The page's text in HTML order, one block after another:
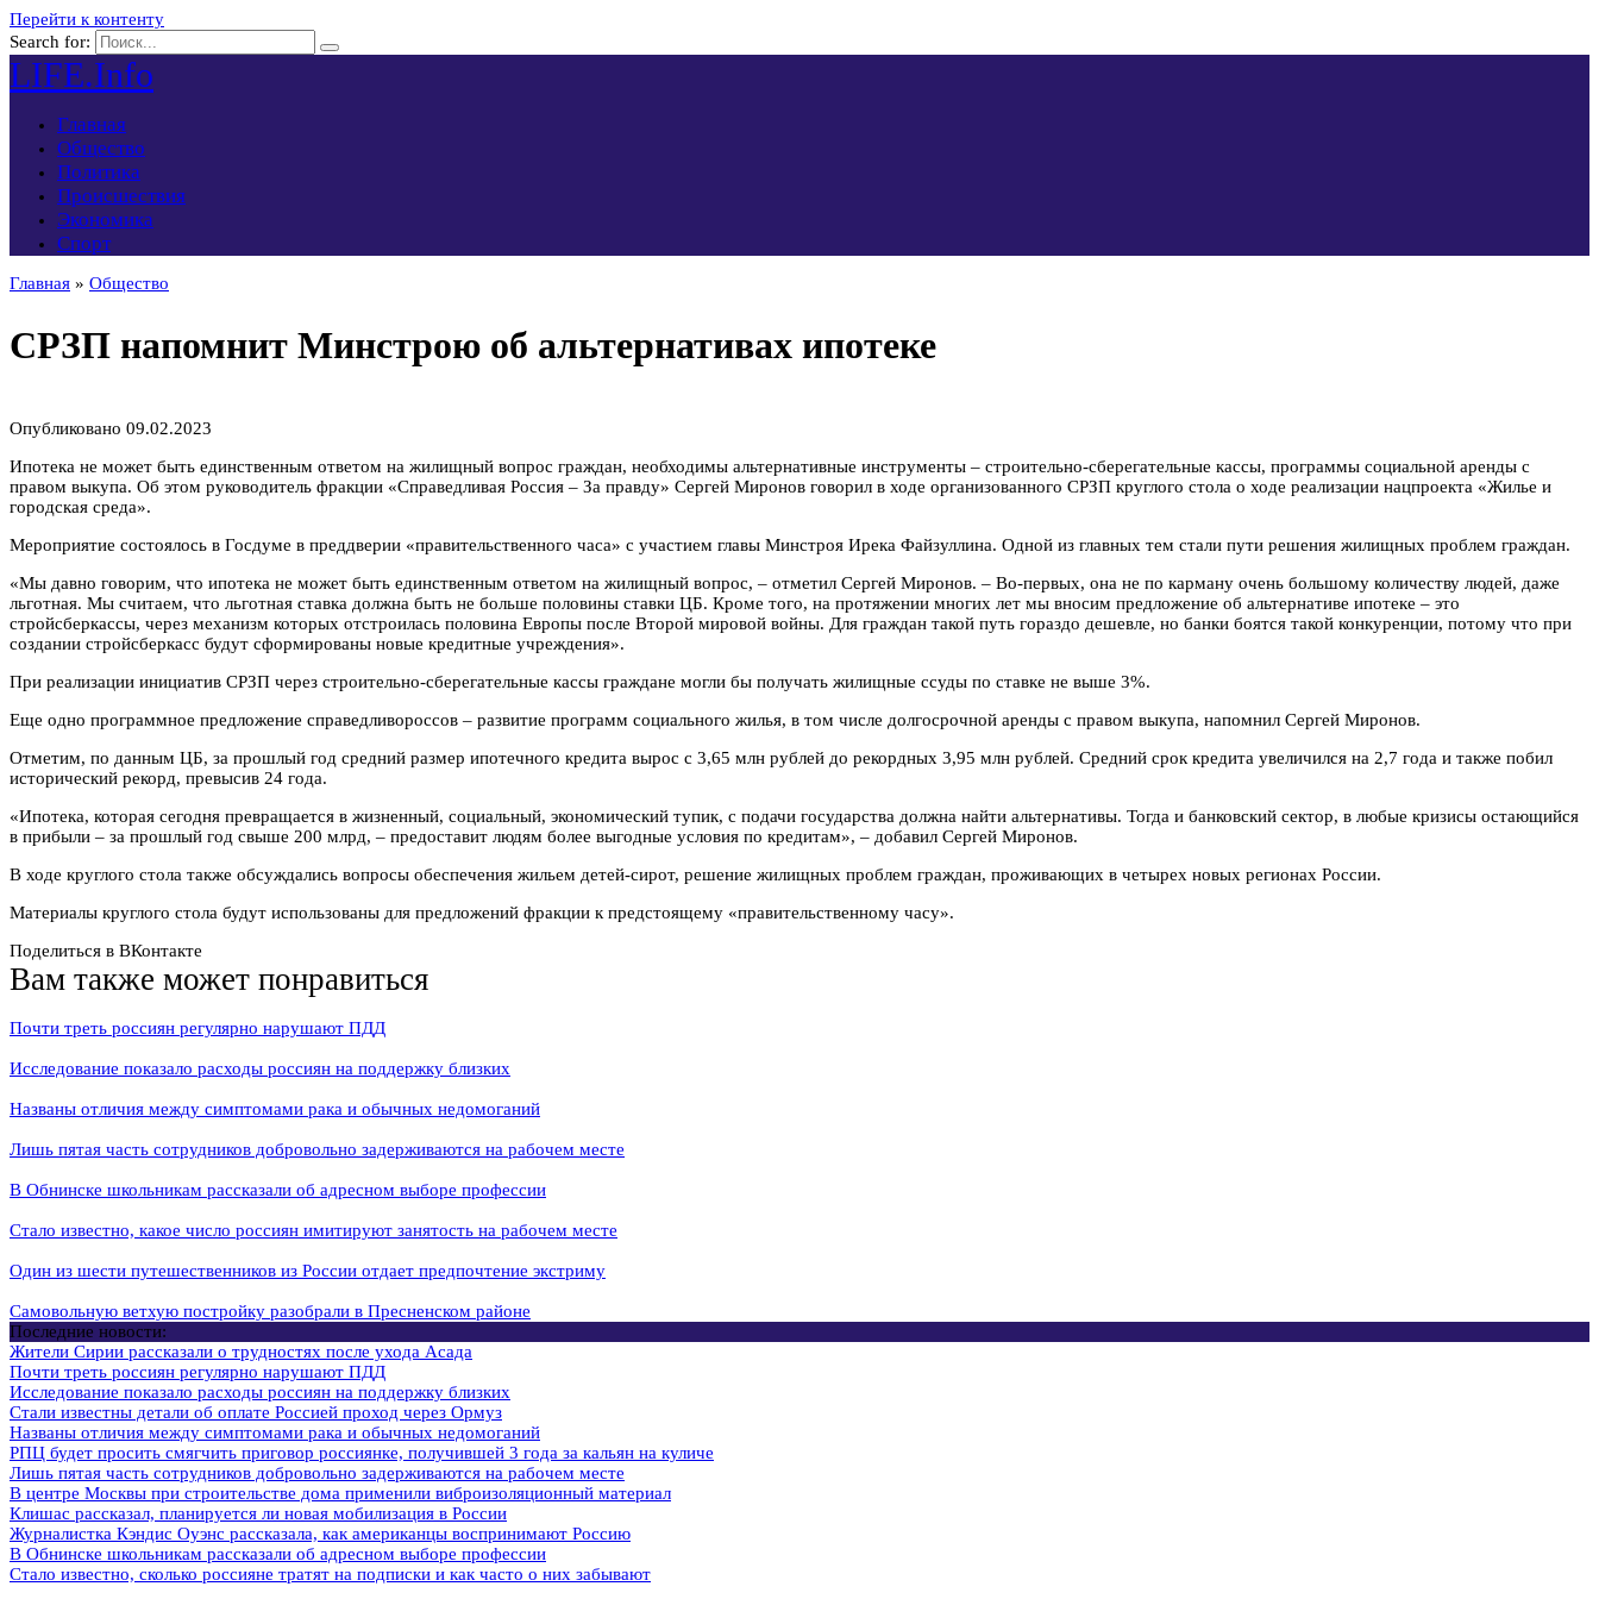
Перейти к контенту
Search for:
LIFE.Info
Главная
Общество
Политика
Происшествия
Экономика
Спорт
Главная » Общество
СРЗП напомнит Минстрою об альтернативах ипотеке
Опубликовано 09.02.2023
Ипотека не может быть единственным ответом на жилищный вопрос граждан, необходимы альтернативные инструменты – строительно-сберегательные кассы, программы социальной аренды с
правом выкупа. Об этом руководитель фракции «Справедливая Россия – За правду» Сергей Миронов говорил в ходе организованного СРЗП круглого стола о ходе реализации нацпроекта «Жилье и
городская среда».
Мероприятие состоялось в Госдуме в преддверии «правительственного часа» с участием главы Минстроя Ирека Файзуллина. Одной из главных тем стали пути решения жилищных проблем граждан.
«Мы давно говорим, что ипотека не может быть единственным ответом на жилищный вопрос, – отметил Сергей Миронов. – Во-первых, она не по карману очень большому количеству людей, даже
льготная. Мы считаем, что льготная ставка должна быть не больше половины ставки ЦБ. Кроме того, на протяжении многих лет мы вносим предложение об альтернативе ипотеке – это
стройсберкассы, через механизм которых отстроилась половина Европы после Второй мировой войны. Для граждан такой путь гораздо дешевле, но банки боятся такой конкуренции, потому что при
создании стройсберкасс будут сформированы новые кредитные учреждения».
При реализации инициатив СРЗП через строительно-сберегательные кассы граждане могли бы получать жилищные ссуды по ставке не выше 3%.
Еще одно программное предложение справедливороссов – развитие программ социального жилья, в том числе долгосрочной аренды с правом выкупа, напомнил Сергей Миронов.
Отметим, по данным ЦБ, за прошлый год средний размер ипотечного кредита вырос с 3,65 млн рублей до рекордных 3,95 млн рублей. Средний срок кредита увеличился на 2,7 года и также побил
исторический рекорд, превысив 24 года.
«Ипотека, которая сегодня превращается в жизненный, социальный, экономический тупик, с подачи государства должна найти альтернативы. Тогда и банковский сектор, в любые кризисы остающийся
в прибыли – за прошлый год свыше 200 млрд, – предоставит людям более выгодные условия по кредитам», – добавил Сергей Миронов.
В ходе круглого стола также обсуждались вопросы обеспечения жильем детей-сирот, решение жилищных проблем граждан, проживающих в четырех новых регионах России.
Материалы круглого стола будут использованы для предложений фракции к предстоящему «правительственному часу».
Поделиться в ВКонтакте
Вам также может понравиться
Почти треть россиян регулярно нарушают ПДД
Исследование показало расходы россиян на поддержку близких
Названы отличия между симптомами рака и обычных недомоганий
Лишь пятая часть сотрудников добровольно задерживаются на рабочем месте
В Обнинске школьникам рассказали об адресном выборе профессии
Стало известно, какое число россиян имитируют занятость на рабочем месте
Один из шести путешественников из России отдает предпочтение экстриму
Самовольную ветхую постройку разобрали в Пресненском районе
Последние новости:
Жители Сирии рассказали о трудностях после ухода Асада
Почти треть россиян регулярно нарушают ПДД
Исследование показало расходы россиян на поддержку близких
Стали известны детали об оплате Россией проход через Ормуз
Названы отличия между симптомами рака и обычных недомоганий
РПЦ будет просить смягчить приговор россиянке, получившей 3 года за кальян на куличе
Лишь пятая часть сотрудников добровольно задерживаются на рабочем месте
В центре Москвы при строительстве дома применили виброизоляционный материал
Клишас рассказал, планируется ли новая мобилизация в России
Журналистка Кэндис Оуэнс рассказала, как американцы воспринимают Россию
В Обнинске школьникам рассказали об адресном выборе профессии
Стало известно, сколько россияне тратят на подписки и как часто о них забывают